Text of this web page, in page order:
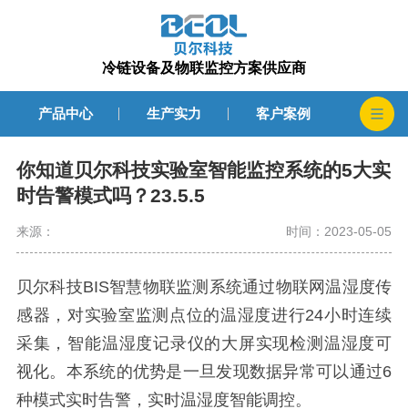
冷链设备及物联监控方案供应商
产品中心 生产实力 客户案例
你知道贝尔科技实验室智能监控系统的5大实
时告警模式吗？23.5.5
来源： 时间：2023-05-05
贝尔科技BIS智慧物联监测系统通过物联网温湿度传
感器，对实验室监测点位的温湿度进行24小时连续
采集，智能温湿度记录仪的大屏实现检测温湿度可
视化。本系统的优势是一旦发现数据异常可以通过6
种模式实时告警，实时温湿度智能调控。